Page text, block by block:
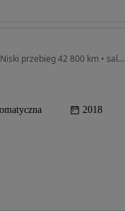
1997 cm3 • 200 KM • • 2.0 Benzyna 200KM • Prestige • Niski przebieg 42 800 km • salon PL
2018